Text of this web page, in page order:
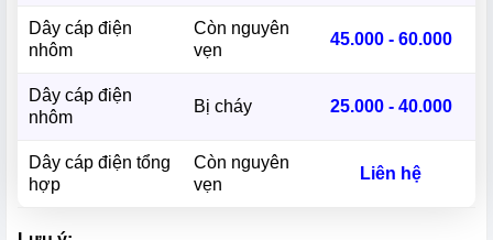
Dây cáp điện
nhôm
Còn nguyên
vẹn
45.000 - 60.000
Dây cáp điện
nhôm
Bị cháy 25.000 - 40.000
Dây cáp điện tổng
hợp
Còn nguyên
vẹn
Liên hệ